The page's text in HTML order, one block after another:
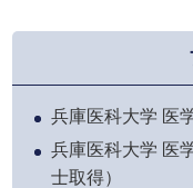
兵庫医科大学 医
兵庫医科大学 医
士取得）